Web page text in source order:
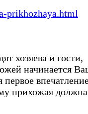
хозяева и гости,
начинается
прихожая должна